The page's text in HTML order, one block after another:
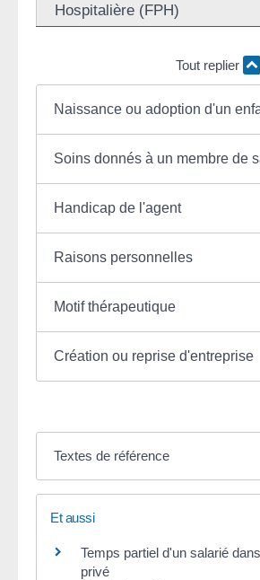
Hospitalière (FPH)
Tout replier
Naissance ou adoption d'un
Soins donnés à un membre de
Handicap de l'agent
Raisons personnelles
Motif thérapeutique
Création ou reprise d'entreprise
Textes de référence
Et aussi
Temps partiel d'un salarié
privé